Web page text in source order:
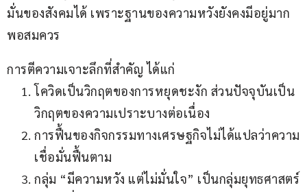
มั่นของสังคมได้ เพราะฐานของความหวังยังคงมีอยู่มาก
พอสมควร
การตีความเจาะลึกที่สำคัญ ได้แก่
โควิดเป็นวิกฤตของการหยุดชะงัก ส่วนปัจจุบันเป็น
วิกฤตของความเปราะบางต่อเนื่อง
การฟื้นของกิจกรรมทางเศรษฐกิจไม่ได้แปลว่าความ
เชื่อมั่นฟื้นตาม
กลุ่ม “มีความหวัง แต่ไม่มั่นใจ” เป็นกลุ่มยุทธศาสตร์